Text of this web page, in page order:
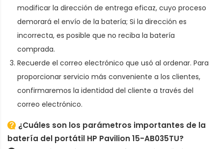
modificar la dirección de entrega eficaz, cuyo proceso
demorará el envío de la batería; Si la dirección es
incorrecta, es posible que no reciba la batería
comprada.
Recuerde el correo electrónico que usó al ordenar. Para
proporcionar servicio más conveniente a los clientes,
confirmaremos la identidad del cliente a través del
correo electrónico.
¿Cuáles son los parámetros importantes de la
batería del portátil HP Pavilion 15-AB035TU?